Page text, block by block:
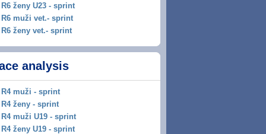
R6 ženy U23 - sprint
R6 muži vet.- sprint
R6 ženy vet.- sprint
analysis
R4 muži - sprint
R4 ženy - sprint
R4 muži U19 - sprint
R4 ženy U19 - sprint